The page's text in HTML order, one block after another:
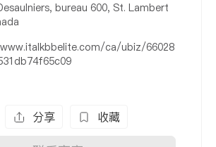
bureau 600, St. Lambert
ca/ubiz/66028
分享 收藏